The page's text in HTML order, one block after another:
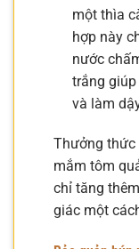
một thìa
hợp này
nước
trắng
và làm
Thưởng thức
mắm tôm
chỉ tăng
giác một